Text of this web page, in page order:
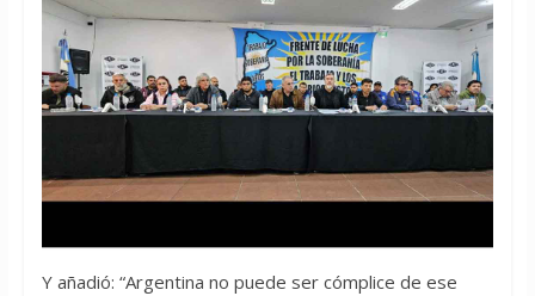
Y añadió: “Argentina no puede ser cómplice de ese